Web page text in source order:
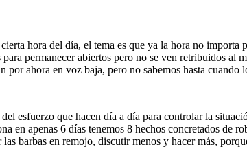
hora del día, el tema es que ya la hora no
permanecer abiertos pero no se ven retribuidos al
ahora en voz baja, pero no sabemos hasta cuando
esfuerzo que hacen día a día para controlar la
en apenas 6 días tenemos 8 hechos concretados de
barbas en remojo, discutir menos y hacer más,